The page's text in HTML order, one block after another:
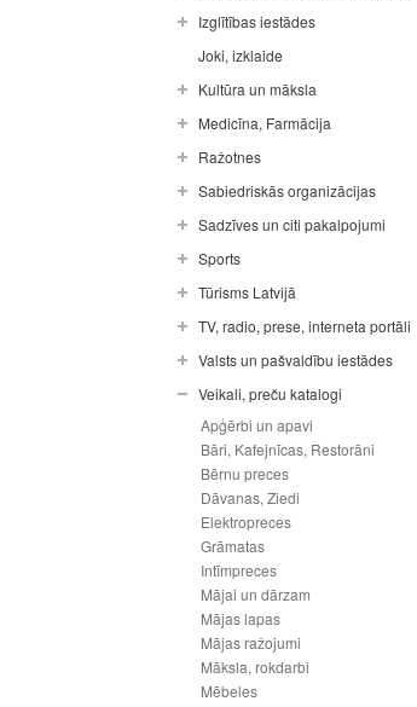
Izglītības iestādes
Joki, izklaide
Kultūra un māksla
Medicīna, Farmācija
Ražotnes
Sabiedriskās organizācijas
Sadzīves un citi pakalpojumi
Sports
Tūrisms Latvijā
TV, radio, prese, interneta portāli
Valsts un pašvaldību iestādes
Veikali, preču katalogi
Apģērbi un apavi
Bāri, Kafejnīcas, Restorāni
Bērnu preces
Dāvanas, Ziedi
Elektropreces
Grāmatas
Intīmpreces
Mājai un dārzam
Mājas lapas
Mājas ražojumi
Māksla, rokdarbi
Mēbeles